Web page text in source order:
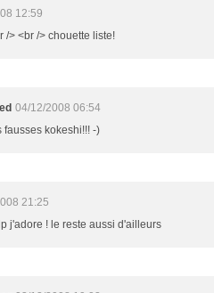
12:59
/> <br /> chouette liste!
04/12/2008 06:54
fausses kokeshi!!! -)
21:25
j'adore ! le reste aussi d'ailleurs